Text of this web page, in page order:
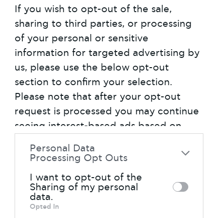
If you wish to opt-out of the sale,
sharing to third parties, or processing
of your personal or sensitive
information for targeted advertising by
us, please use the below opt-out
section to confirm your selection.
Please note that after your opt-out
request is processed you may continue
seeing interest-based ads based on
personal information disclosed to third
separately opt-out of the further
disclosure of your personal information
by third parties on the IAB’s list of
Personal Data
Processing Opt Outs
I want to opt-out of the
Sharing of my personal
data.
Opted In
κ.α. Η περιήγηση στα μνημεία -και
ιδιαίτερα βέβαια αυτά του μινωικού
πολιτισμού- προκαλεί δέος.
Θαυμάζοντάς τα συνειδητοποιεί
κάποιος πόσο μεγάλη αλλά και
αδιάσπαστη είναι η πορεία της Κρήτης
στον χρόνο. Αλλά δεν είναι μόνο η
ιστορία: Σε ελάχιστη απόσταση από τα
σημεία όπου βρίσκονται τα εξαίσια
αρχαίων Κρητών, η γη της Κρήτης
σταματά σε κάποια από τις ονειρικές
αμμώδεις παραλίες με τα κρυστάλλινα
νερά. Αλλά και πάλι, η έντονα
αντιθετική φύση της Κρήτη